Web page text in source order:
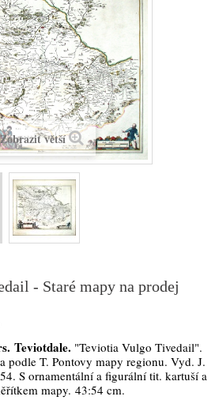
Zobrazit větší
- Staré mapy na prodej
Teviotdale. "Teviotia Vulgo Tivedail".
podle T. Pontovy mapy regionu. Vyd. J.
S ornamentální a figurální tit. kartuší a
mapy. 43:54 cm.